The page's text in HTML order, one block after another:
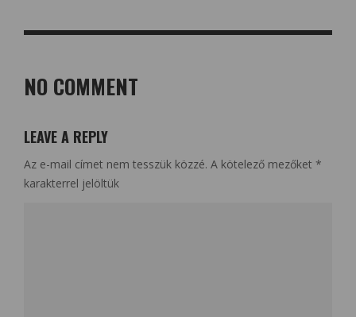
NO COMMENT
LEAVE A REPLY
Az e-mail címet nem tesszük közzé. A kötelező mezőket *
karakterrel jelöltük